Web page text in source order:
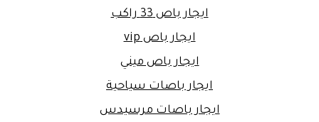
ايجار باص 33 راكب
ايجار باص vip
ايجار باص ميني
ايجار باصات سياحية
ايجار باصات مرسيدس